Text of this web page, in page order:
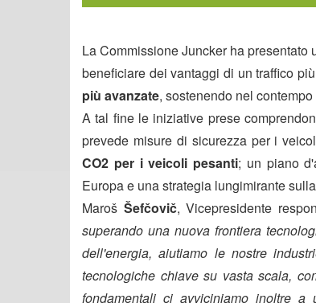
La Commissione Juncker ha presentato
beneficiare dei vantaggi di un traffico
più avanzate, sostenendo nel
A tal fine le iniziative prese
prevede misure di sicurezza per i
CO2 per i veicoli pesanti; un piano
Europa e una strategia lungimirante
Maroš Šefčovič, Vicepresidente
superando una nuova frontiera
dell'energia, aiutiamo le nostre
tecnologiche chiave su vasta scala,
fondamentali ci avviciniamo inoltre